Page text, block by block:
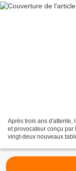
Après trois ans d'attente,
et provocateur conçu
vingt-deux nouveaux